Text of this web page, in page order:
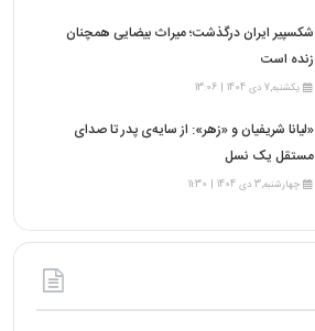
شکسپیر ایران درگذشت؛ میراث بیضایی همچنان
زنده است
یکشنبه,7 دی 1404 | 13:06
«لیانا شریفیان و «زهر»: از سایه‌ی پدر تا صدای
مستقل یک نسل
چهارشنبه,3 دی 1404 | 11:30